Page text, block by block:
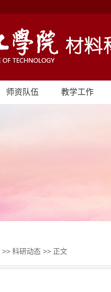
师资队伍 教学工作
>> 科研动态 >> 正文